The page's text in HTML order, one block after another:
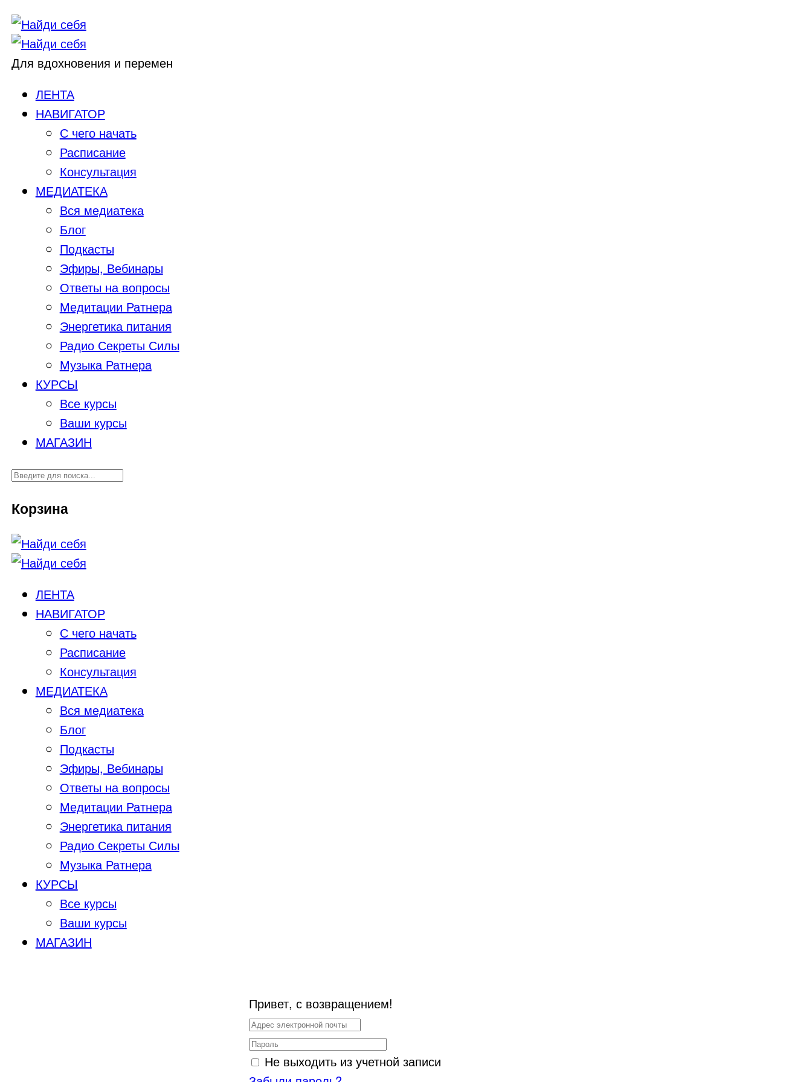
Для вдохновения и перемен
ЛЕНТА
НАВИГАТОР
С чего начать
Расписание
Консультация
МЕДИАТЕКА
Вся медиатека
Блог
Подкасты
Эфиры, Вебинары
Ответы на вопросы
Медитации Ратнера
Энергетика питания
Радио Секреты Силы
Музыка Ратнера
КУРСЫ
Все курсы
Ваши курсы
МАГАЗИН
Корзина
ЛЕНТА
НАВИГАТОР
С чего начать
Расписание
Консультация
МЕДИАТЕКА
Вся медиатека
Блог
Подкасты
Эфиры, Вебинары
Ответы на вопросы
Медитации Ратнера
Энергетика питания
Радио Секреты Силы
Музыка Ратнера
КУРСЫ
Все курсы
Ваши курсы
МАГАЗИН
Привет, с возвращением!
Не выходить из учетной записи